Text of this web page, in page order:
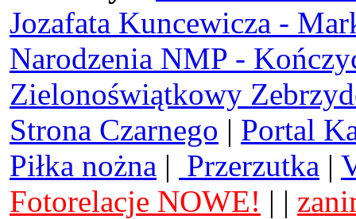
Jozafata Kuncewicza -
Narodzenia NMP -
Zielonoświątkowy
Strona Czarnego | Portal
Piłka nożna | Przerzutka |
Fotorelacje NOWE! | |